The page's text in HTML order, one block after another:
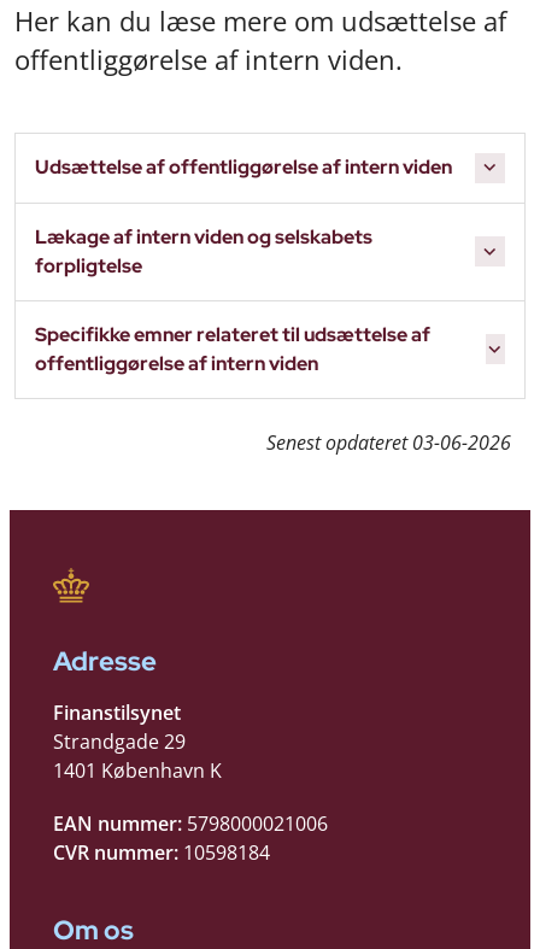
Her kan du læse mere om udsættelse af
offentliggørelse af intern viden.
Udsættelse af offentliggørelse af intern viden
Lækage af intern viden og selskabets
forpligtelse
Specifikke emner relateret til udsættelse af
offentliggørelse af intern viden
Senest opdateret03-06-2026
Adresse
Finanstilsynet
Strandgade 29
1401 København K
EAN nummer: 5798000021006
CVR nummer: 10598184
Om os